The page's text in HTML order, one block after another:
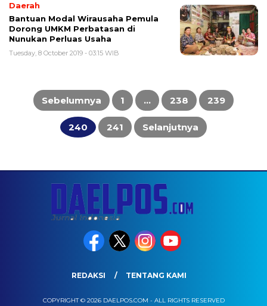
Daerah
Bantuan Modal Wirausaha Pemula
Dorong UMKM Perbatasan di
Nunukan Perluas Usaha
Tuesday, 8 October 2019 - 03:15 WIB
Posts
pagination
Sebelumnya 1 … 238 239
240 241 Selanjutnya
REDAKSI TENTANG KAMI
COPYRIGHT © 2026 DAELPOS.COM - ALL RIGHTS RESERVED